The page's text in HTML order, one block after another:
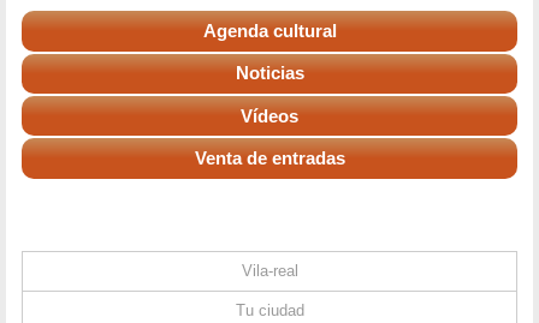
Agenda cultural
Noticias
Vídeos
Venta de entradas
Vila-real
Tu ciudad